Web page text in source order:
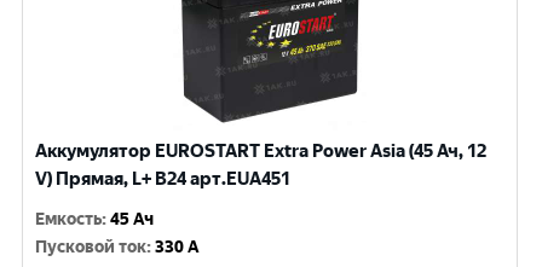
Аккумулятор EUROSTART Extra Power Asia (45 Ач, 12
V) Прямая, L+ B24 арт.EUA451
Емкость:45 Ач
Пусковой ток:330 A